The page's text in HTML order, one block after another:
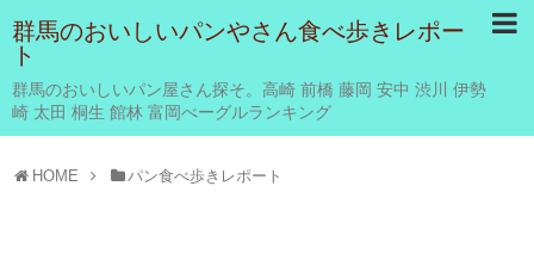
群馬のおいしいパンやさん食べ歩きレポー
ト
群馬のおいしいパン屋さん探そ。高崎 前橋 藤岡 安中 渋川 伊勢
崎 太田 桐生 館林 富岡べーグルランキング
HOME パン食べ歩きレポート